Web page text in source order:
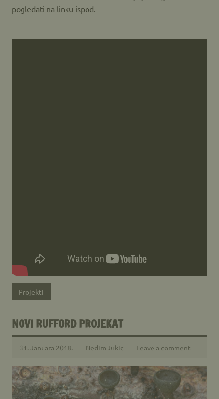
pogledati na linku ispod.
Projekti
NOVI RUFFORD PROJEKAT
31. Januara 2018. Nedim Jukic Leave a comment